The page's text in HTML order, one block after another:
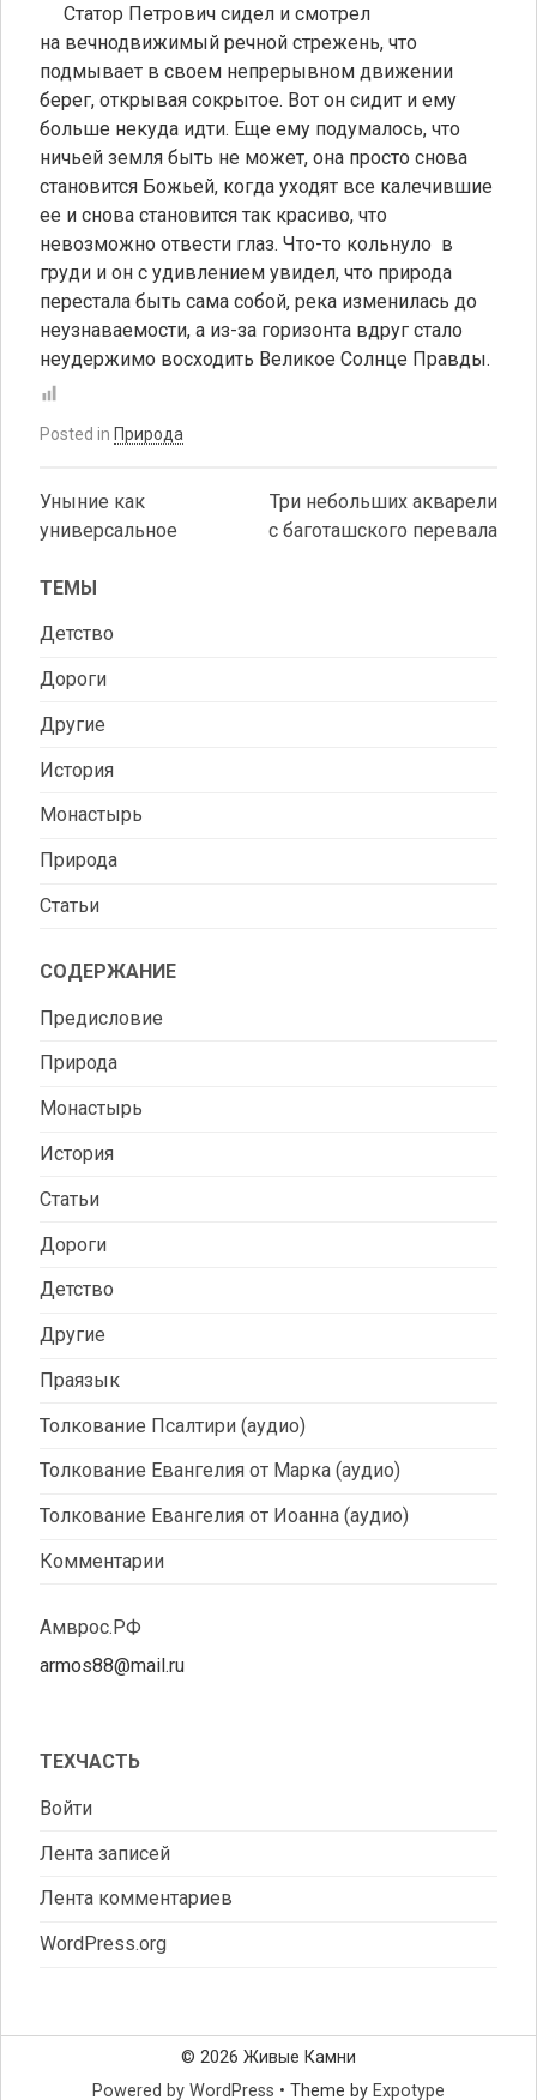
Статор Петрович сидел и смотрел
на вечнодвижимый речной стрежень, что
подмывает в своем непрерывном движении
берег, открывая сокрытое. Вот он сидит и ему
больше некуда идти. Еще ему подумалось, что
ничьей земля быть не может, она просто снова
становится Божьей, когда уходят все калечившие
ее и снова становится так красиво, что
невозможно отвести глаз. Что-то кольнуло в
груди и он с удивлением увидел, что природа
перестала быть сама собой, река изменилась до
неузнаваемости, а из-за горизонта вдруг стало
неудержимо восходить Великое Солнце Правды.
Posted in Природа
Навигация
по
записям
Уныние как
универсальное
Три небольших акварели
с баготашского перевала
ТЕМЫ
Детство
Дороги
Другие
История
Монастырь
Природа
Статьи
СОДЕРЖАНИЕ
Предисловие
Природа
Монастырь
История
Статьи
Дороги
Детство
Другие
Праязык
Толкование Псалтири (аудио)
Толкование Евангелия от Марка (аудио)
Толкование Евангелия от Иоанна (аудио)
Комментарии
Амврос.РФ
armos88@mail.ru
ТЕХЧАСТЬ
Войти
Лента записей
Лента комментариев
WordPress.org
© 2026 Живые Камни
Powered by WordPress • Theme by Expotype